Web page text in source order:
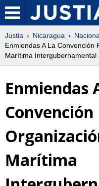
Justia Nicaragua
Enmiendas A La Convención
Marítima Intergubernamental
Enmiendas
Marítima